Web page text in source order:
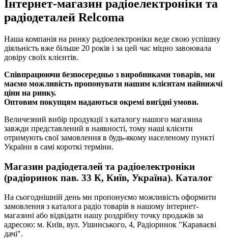
Інтернет-магазин радіоелектроніки та
радіодеталей Relcoma
Наша компанія на ринку радіоелектроніки веде свою успішну
діяльність вже більше 20 років і за цей час міцно завоювала
довіру своїх клієнтів.
Співпрацюючи безпосередньо з виробниками товарів, ми
маємо можливість пропонувати нашим клієнтам найнижчі
ціни на ринку.
Оптовим покупцям надаються окремі вигідні умови.
Величезний вибір продукції з каталогу нашого магазина
завжди представлений в наявності, тому наші клієнти
отримують свої замовлення в будь-якому населеному пункті
України в самі короткі терміни.
Магазин радіодеталей та радіоелектроніки
(радіоринок пав. 33 К, Київ, Україна). Каталог
На сьогоднішній день ми пропонуємо можливість оформити
замовлення з каталога радіо товарів в нашому інтернет-
магазині або відвідати нашу роздрібну точку продажів за
адресою: м. Київ, вул. Ушинського, 4, Радіоринок "Караваєві
дачі".